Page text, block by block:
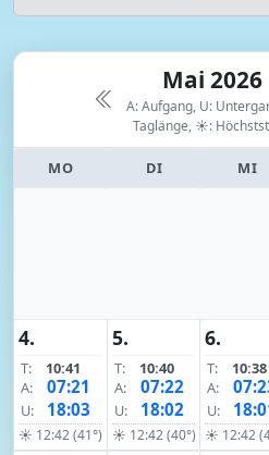
Mai 2026
A: Aufgang, U:
Taglänge, ☀:
MO DI MI
4.
T:
10:41
A:
07:21
U: 18:03
☀ 12:42 (41°)
5.
T:
10:40
A:
07:22
U: 18:02
☀ 12:42 (40°)
6.
T:
10:38
A:
U:
☀ 12:42